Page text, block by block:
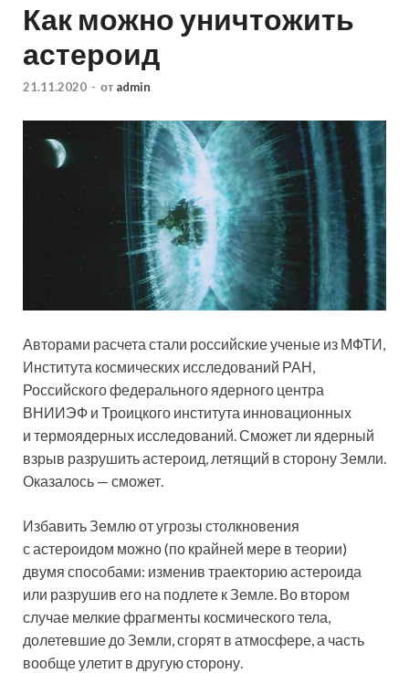
Как можно уничтожить
астероид
21.11.2020 - от admin
Авторами расчета стали российские ученые из МФТИ,
Института космических исследований РАН,
Российского федерального ядерного центра
ВНИИЭФ и Троицкого института инновационных
и термоядерных исследований. Сможет ли ядерный
взрыв разрушить астероид, летящий в сторонуЗемли.
Оказалось — сможет.
Избавить Землю от угрозы столкновения
с астероидом можно (по крайней мере в теории)
двумя способами: изменив траекторию астероида
или разрушив его на подлете к Земле. Во втором
случае мелкие фрагменты космического тела,
долетевшие до Земли, сгорят в атмосфере, а часть
вообще улетит в другую сторону.